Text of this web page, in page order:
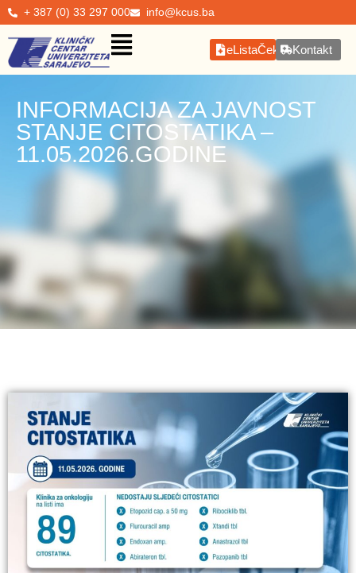
+ 387 (0) 33 297 000 info@kcus.ba
eListaČekanjaKontakt
INFORMACIJA ZA JAVNOST
STANJE CITOSTATIKA –
11.05.2026.GODINE